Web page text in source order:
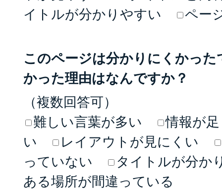
イトルが分かりやすい
ペー
このページは分かりにくかっ
かった理由はなんですか？
（複数回答可）
難しい言葉が多い
情報が
い
レイアウトが見にくい
っていない
タイトルが分か
ある場所が間違っている